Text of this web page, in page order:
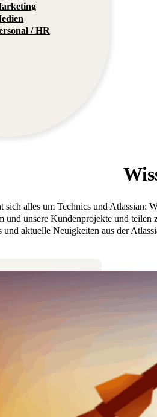
/ HR
sich alles um Technics und Atlassian:
und unsere Kundenprojekte und teilen
und aktuelle Neuigkeiten aus der